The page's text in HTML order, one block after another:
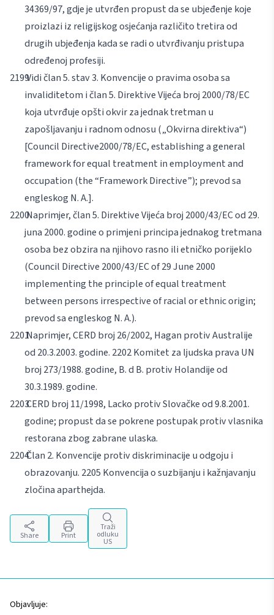
34369/97, gdje je utvrđen propust da se ubjeđenje koje
proizlazi iz religijskog osjećanja različito tretira od
drugih ubjeđenja kada se radi o utvrđivanju pristupa
određenoj profesiji.
Vidi član 5. stav 3. Konvencije o pravima osoba sa
invaliditetom i član 5. Direktive Vijeća broj 2000/78/EC
koja utvrđuje opšti okvir za jednak tretman u
zapošljavanju i radnom odnosu („Okvirna direktiva“)
[Council Directive2000/78/EC, establishing a general
framework for equal treatment inemployment and
occupation (the “Framework Directive”); prevod sa
engleskog N. A.].
Naprimjer, član 5. Direktive Vijeća broj 2000/43/EC od 29.
juna 2000. godine o primjeni principa jednakog tretmana
osoba bez obzira na njihovo rasno ili etničko porijeklo
(Council Directive 2000/43/EC of 29 June 2000
implementing the principle of equal treatment
between persons irrespective of racial orethnic origin;
prevod sa engleskog N. A.).
Naprimjer, CERD broj 26/2002, Hagan protiv Australije
od 20.3.2003. godine. 2202 Komitet za ljudska prava UN
broj 273/1988. godine, B. d B. protiv Holandije od
30.3.1989. godine.
CERD broj 11/1998, Lacko protiv Slovačke od 9.8.2001.
godine; propust da se pokrene postupak protiv vlasnika
restorana zbog zabrane ulaska.
Član 2. Konvencije protiv diskriminacije u odgoju i
obrazovanju. 2205 Konvencija o suzbijanju i kažnjavanju
zločina aparthejda.
Share Print
Traži
odluku
US
Objavljuje: